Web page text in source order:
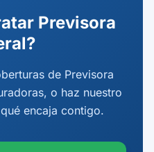
Previsora
de Previsora
o haz nuestro
encaja contigo.